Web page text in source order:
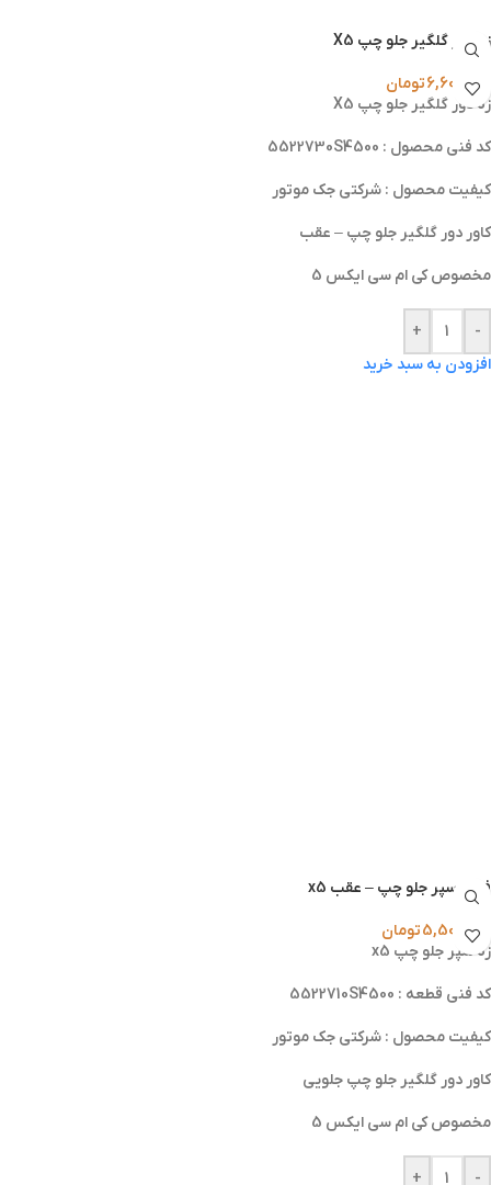
زه دور گلگیر جلو چپ X5
6,600,000تومان
زه دور گلگیر جلو چپ X5
کد فنی محصول : 5522730S4500
کیفیت محصول : شرکتی جک موتور
کاور دور گلگیر جلو چپ – عقب
مخصوص کی ام سی ایکس 5
-
+
افزودن به سبد خرید
فلاپ سپر جلو چپ – عقب x5
5,500,000تومان
زه سپر جلو چپ x5
کد فنی قطعه : 5522710S4500
کیفیت محصول : شرکتی جک موتور
کاور دور گلگیر جلو چپ جلویی
مخصوص کی ام سی ایکس 5
-
+